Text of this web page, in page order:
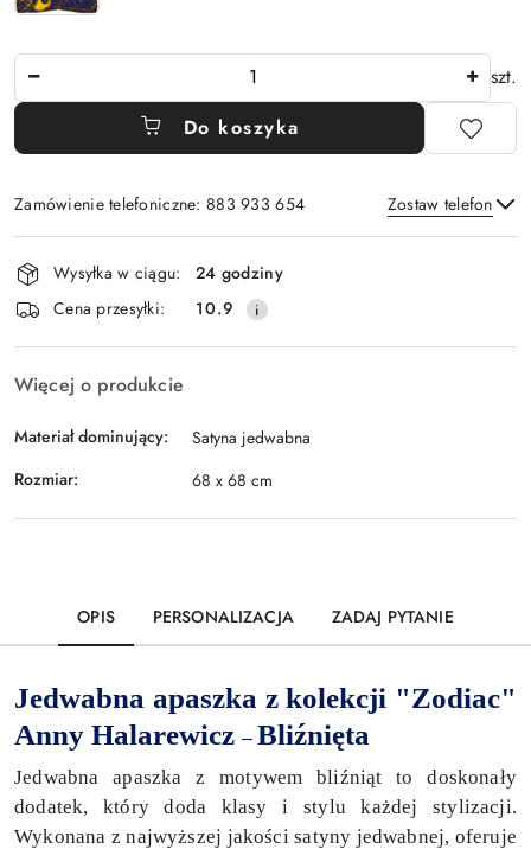
szt.
Do koszyka
Zamówienie telefoniczne: 883 933 654 Zostaw telefon
Wyślij
Dostępność
i
dostawa
Wysyłka w ciągu:
24 godziny
Cena przesyłki:
10.9
Więcej o produkcie
Materiał dominujący:
Satyna jedwabna
Rozmiar:
68 x 68 cm
OPIS PERSONALIZACJA ZADAJ PYTANIE
Jedwabna apaszka z kolekcji "Zodiac"
Anny Halarewicz – Bliźnięta
Jedwabna apaszka z motywem bliźniąt to doskonały
dodatek, który doda klasy i stylu każdej stylizacji.
Wykonana z najwyższej jakości satyny jedwabnej, oferuje